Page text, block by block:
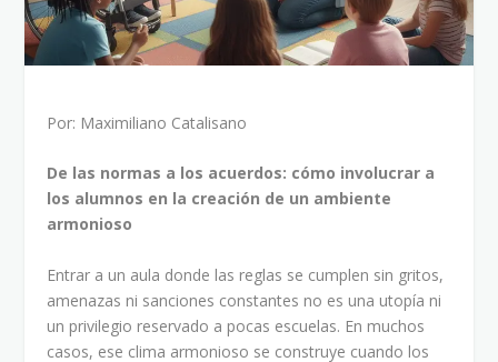
Por: Maximiliano Catalisano
De las normas a los acuerdos: cómo involucrar a
los alumnos en la creación de un ambiente
armonioso
Entrar a un aula donde las reglas se cumplen sin gritos,
amenazas ni sanciones constantes no es una utopía ni
un privilegio reservado a pocas escuelas. En muchos
casos, ese clima armonioso se construye cuando los